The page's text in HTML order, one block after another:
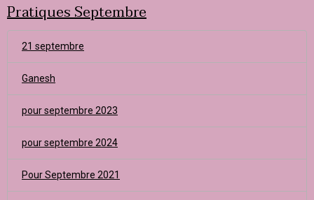
Pratiques Septembre
21 septembre
Ganesh
pour septembre 2023
pour septembre 2024
Pour Septembre 2021